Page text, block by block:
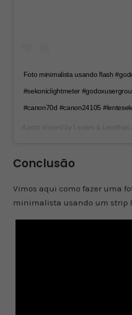
Foto minimalista usando flash
#sekoniclightmeter
#canon70d #canon24105
Conclusão
Vimos aqui como fazer uma
minimalista usando um strip